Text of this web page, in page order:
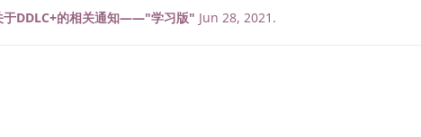
于DDLC+的相关通知——"学习版" Jun 28, 2021 .